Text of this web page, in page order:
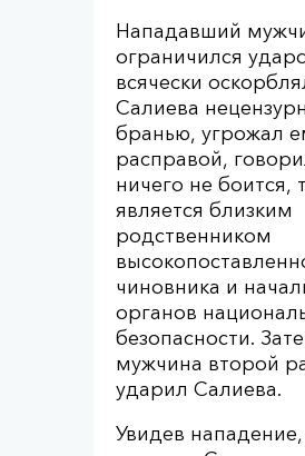
Нападавший
ограничился
всячески
Салиева
бранью, угрожал
расправой,
ничего не боится,
является близким
родственником
чиновника и
органов
безопасности.
мужчина второй
ударил Салиева.
Увидев нападение,